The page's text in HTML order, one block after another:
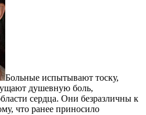
Больные испытывают тоску,
душевную боль,
сердца. Они безразличны к
что ранее приносило